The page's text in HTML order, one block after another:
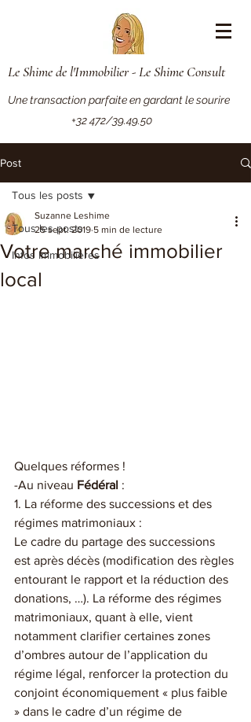
Le Shime de l'Immobilier - Le Shime Consult
Une transaction parfaite en gardant le sourire
+32 472/39.49.50
Post
Tous les posts
Infos Immobilières
Tous les posts
Votre marché immobilier
local
Suzanne Leshime
25 sept. 2019 5 min de lecture
Quelques réformes !
-Au niveau Fédéral :
1. La réforme des successions et des
régimes matrimoniaux :
Le cadre du partage des successions
est après décès (modification des règles
entourant le rapport et la réduction des
donations, …). La réforme des régimes
matrimoniaux, quant à elle, vient
notamment clarifier certaines zones
d’ombres autour de l’application du
régime légal, renforcer la protection du
conjoint économiquement « plus faible
» dans le cadre d’un régime de